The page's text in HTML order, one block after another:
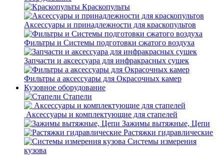
Краскопульты
Аксессуары и принадлежности для краскопультов
Фильтры и Системы подготовки сжатого воздуха
Запчасти и аксессуара для инфракрасных сушек
Фильтры а аксессуары для Окрасочных камер
Кузовное оборудование
Стапели
Аксессуары и комплектующие для стапелей
Зажимы вытяжные, Цепи
Растяжки гидравлические
Системы измерения
кузова